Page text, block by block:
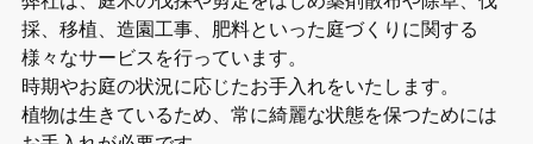
採、移植、造園工事、肥料といった庭づくりに関する
様々なサービスを行っています。
時期やお庭の状況に応じたお手入れをいたします。
植物は生きているため、常に綺麗な状態を保つためには